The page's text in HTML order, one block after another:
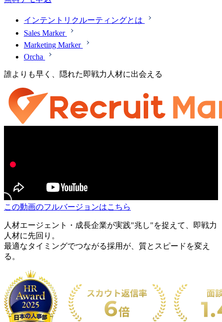
インテントリクルーティングとは
Sales Marker
Marketing Marker
Orcha
誰よりも早く、隠れた即戦力人材に出会える
この動画のフルバージョンはこちら
人材エージェント・成長企業が実践"兆し"を捉えて、即戦力
人材に先回り。
最適なタイミングでつながる採用が、質とスピードを変え
る。